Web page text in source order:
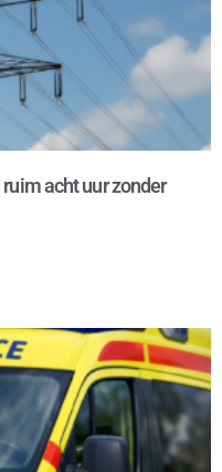
acht uur zonder